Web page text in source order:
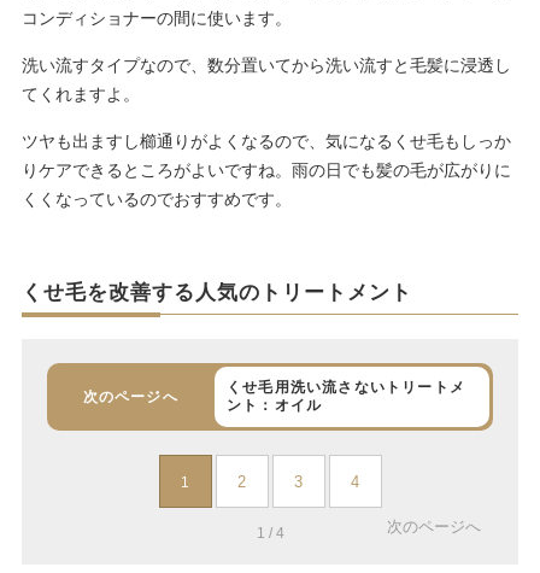
コンディショナーの間に使います。
洗い流すタイプなので、数分置いてから洗い流すと毛髪に浸透し
てくれますよ。
ツヤも出ますし櫛通りがよくなるので、気になるくせ毛もしっか
りケアできるところがよいですね。雨の日でも髪の毛が広がりに
くくなっているのでおすすめです。
くせ毛を改善する人気のトリートメント
次のページへ
くせ毛用洗い流さないトリートメ
ント：オイル
1 2 3 4
1 / 4 次のページへ